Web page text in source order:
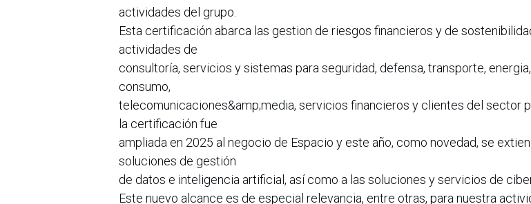
actividades del grupo.
Esta certificación abarca las gestion de riesgos financieros y de
actividades de
consultoría, servicios y sistemas para seguridad, defensa, transporte,
consumo,
telecomunicaciones&amp;media, servicios financieros y clientes del sector
la certificación fue
ampliada en 2025 al negocio de Espacio y este año, como novedad, se
soluciones de gestión
de datos e inteligencia artificial, así como a las soluciones y servicios de
Este nuevo alcance es de especial relevancia, entre otras, para nuestra